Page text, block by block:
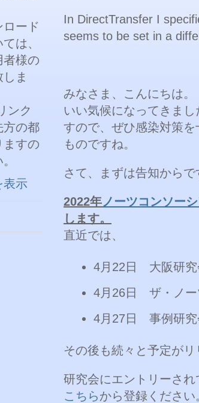
In DirectTransfer I
seems to be set in a
みなさま、こんにちは。
いい気候になってきま
すので、ぜひ感染対策
ものですね。
さて、まずは告知からで
2022年ノーツコンソー
します。
直近では、
4月22日 大阪研究
4月26日 ザ・ノー
4月27日 事例研究
その後も続々と予定がリ
研究会にエントリーさ
こちらから登録ください
ード
は、
者様の
ま
ンク
方の都
ますの
表示